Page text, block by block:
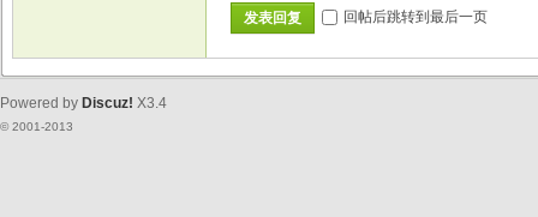
发表回复 回帖后跳转到最后一页
Powered by Discuz! X3.4
© 2001-2013